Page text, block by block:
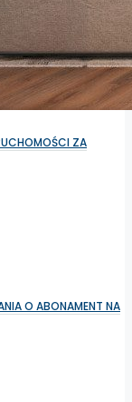
ZA
O ABONAMENT NA